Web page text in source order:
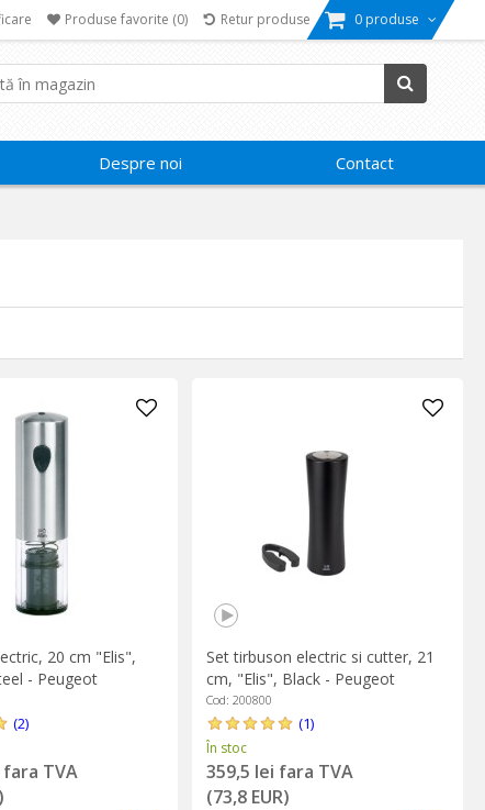
Produse favorite (0) Retur produse 0 produse
Despre noi Contact
20 cm "Elis",
- Peugeot
(2)
TVA
Set tirbuson electric si cutter, 21
cm, "Elis", Black - Peugeot
Cod: 200800
(1)
În stoc
359,5 lei fara TVA
(73,8 EUR)